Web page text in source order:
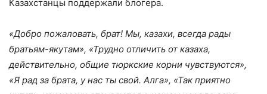
Казахстанцы поддержали блогера.
«Добро пожаловать, брат! Мы, казахи, всегда рады
братьям-якутам», «Трудно отличить от казаха,
действительно, общие тюркские корни чувствуются»,
«Я рад за брата, у нас ты свой. Алга», «Так приятно